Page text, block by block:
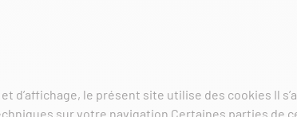
d’affichage, le présent site utilise des cookies Il
sur votre navigation Certaines parties de